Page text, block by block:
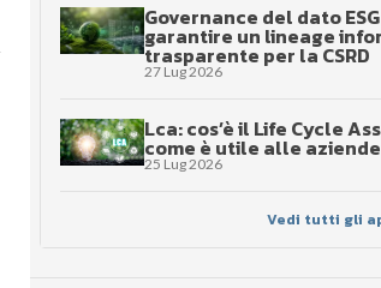
Governance del dato
garantire un lineage
trasparente per la CSRD
27 Lug 2026
Lca: cos’è il Life Cycle
come è utile alle aziende
25 Lug 2026
Vedi tutti gli